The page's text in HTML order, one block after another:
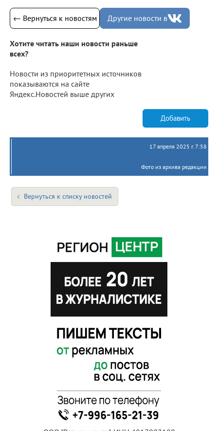
← Вернуться к новостям Другие новости в
Хотите читать наши новости раньше
всех?
Новости из приоритетных источников
показываются на сайте
Яндекс.Новостей выше других
Добавить
17 апреля 2025 г. 7:58
Фото из архива редакции
Вернуться к списку новостей